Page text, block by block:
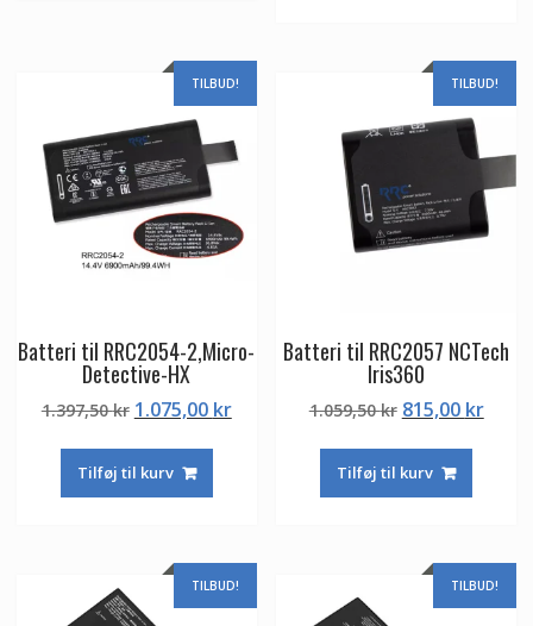
TILBUD!
Batteri til RRC2054-2,Micro-
Detective-HX
1.397,50kr Den
pris
var:
1.075,00 krDen
Tilføj til kurv
TILBUD!
Batteri til RRC2057 NCTech
Iris360
1.059,50kr Den
pris
var:
815,00 krDen
Tilføj til kurv
TILBUD! TILBUD!